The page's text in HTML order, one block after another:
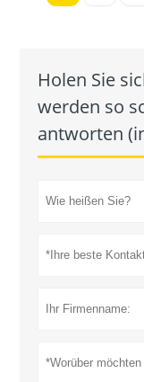
Holen Sie
werden so
antworten